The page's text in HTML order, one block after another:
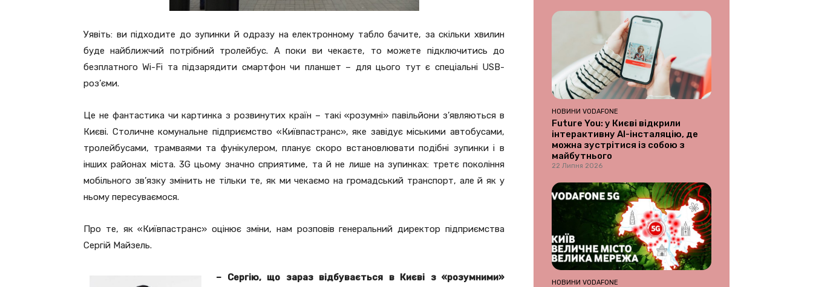
Уявіть: ви підходите до зупинки й одразу на електронному табло бачите, за скільки хвилин
буде найближчий потрібний тролейбус. А поки ви чекаєте, то можете підключитись до
безплатного Wi-Fi та підзарядити смартфон чи планшет – для цього тут є спеціальні USB-
роз’єми.
Це не фантастика чи картинка з розвинутих країн – такі «розумні» павільйони з’являються в
Києві. Столичне комунальне підприємство «Київпастранс», яке завідує міськими автобусами,
тролейбусами, трамваями та фунікулером, планує скоро встановлювати подібні зупинки і в
інших районах міста. 3G цьому значно сприятиме, та й не лише на зупинках: третє покоління
мобільного зв’язку змінить не тільки те, як ми чекаємо на громадський транспорт, але й як у
ньому пересуваємося.
Про те, як «Київпастранс» оцінює зміни, нам розповів генеральний директор підприємства
Сергій Майзель.
– Сергію, що зараз відбувається в Києві з «розумними»
НОВИНИ VODAFONE
Future You: у Києві відкрили
інтерактивну AI-інсталяцію, де
можна зустрітися із собою з
майбутнього
22 Липня 2026
НОВИНИ VODAFONE